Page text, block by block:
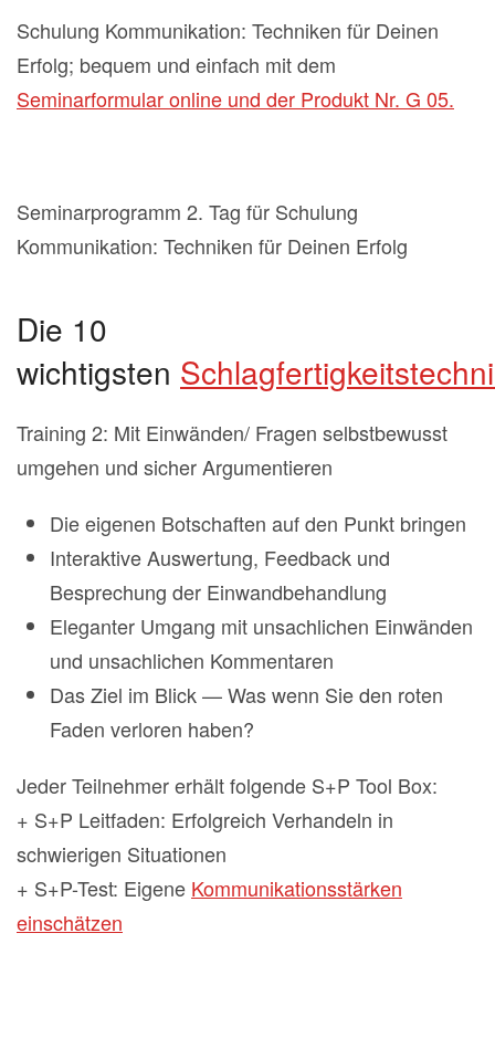
Schulung Kommunikation: Techniken für Deinen
Erfolg; bequem und einfach mit dem
Seminarformular online und der Produkt Nr. G 05.
Seminarprogramm 2. Tag für Schulung
Kommunikation: Techniken für Deinen Erfolg
Die 10
wichtigsten
Training 2: Mit Einwänden/ Fragen selbstbewusst
umgehen und sicher Argumentieren
Die eigenen Botschaften auf den Punkt bringen
Interaktive Auswertung, Feedback und
Besprechung der Einwandbehandlung
Eleganter Umgang mit unsachlichen Einwänden
und unsachlichen Kommentaren
Das Ziel im Blick — Was wenn Sie den roten
Faden verloren haben?
Jeder Teilnehmer erhält folgende S+P Tool Box:
+ S+P Leitfaden: Erfolgreich Verhandeln in
schwierigen Situationen
+ S+P-Test: Eigene Kommunikationsstärken
einschätzen